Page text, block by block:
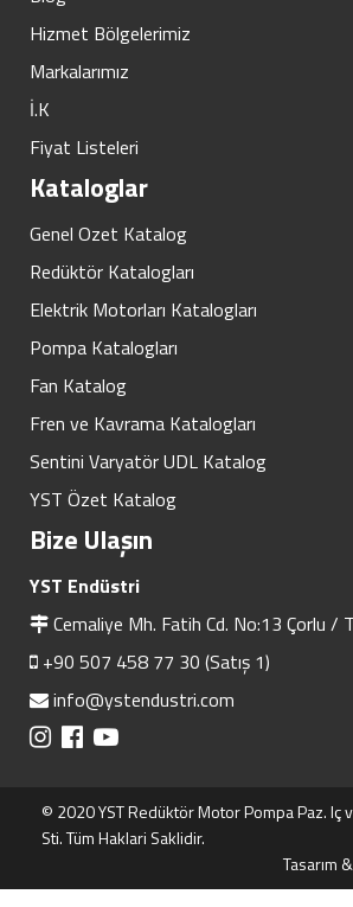
Hizmet Bölgelerimiz
Markalarımız
İ.K
Fiyat Listeleri
Kataloglar
Genel Ozet Katalog
Redüktör Katalogları
Elektrik Motorları Katalogları
Pompa Katalogları
Fan Katalog
Fren ve Kavrama Katalogları
Sentini Varyatör UDL Katalog
YST Özet Katalog
Bize Ulaşın
YST Endüstri
Cemaliye Mh. Fatih Cd. No:13 Çorlu /
+90 507 458 77 30 (Satış 1)
info@ystendustri.com
© 2020 YST Redüktör Motor Pompa Paz. Iç
Sti. Tüm Haklari Saklidir.
Tasarım